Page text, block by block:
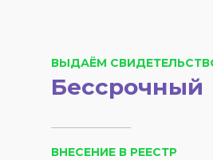
ВЫДАЁМ
Бессрочный
ВНЕСЕНИЕ В РЕЕСТР